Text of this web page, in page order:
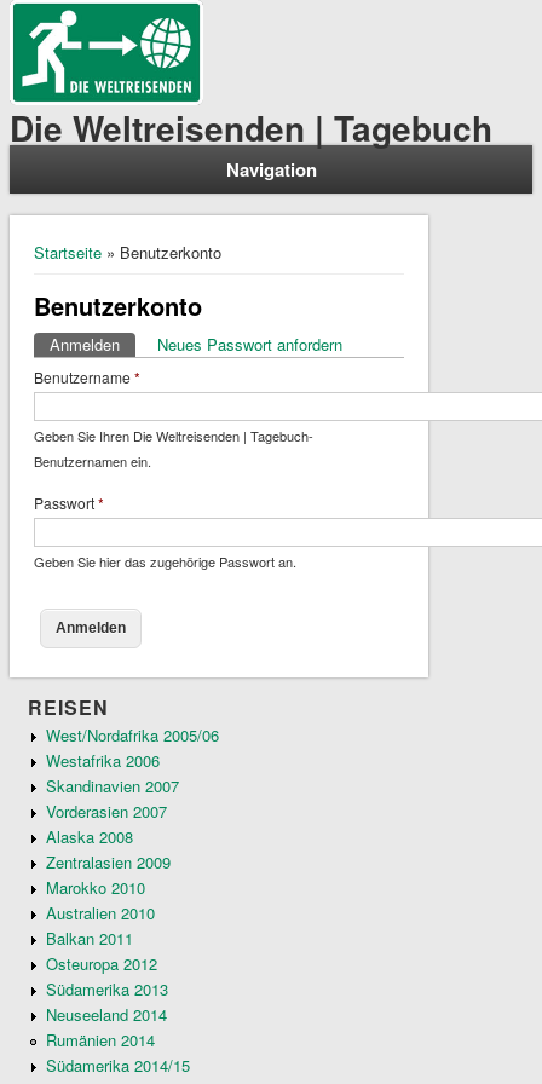
Die Weltreisenden | Tagebuch
Navigation
Sie sind hier
Startseite» Benutzerkonto
Benutzerkonto
Haupt-Reiter
Anmelden(aktiver Reiter)
Neues Passwort anfordern
Benutzername*
Geben Sie Ihren Die Weltreisenden | Tagebuch-
Benutzernamen ein.
Passwort*
Geben Sie hier das zugehörige Passwort an.
REISEN
West/Nordafrika 2005/06
Westafrika 2006
Skandinavien 2007
Vorderasien 2007
Alaska 2008
Zentralasien 2009
Marokko 2010
Australien 2010
Balkan 2011
Osteuropa 2012
Südamerika 2013
Neuseeland 2014
Rumänien 2014
Südamerika 2014/15